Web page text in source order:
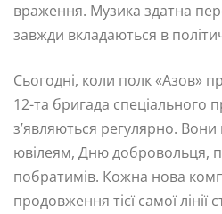
враження. Музика здатна
завжди вкладаються в
Сьогодні, коли полк «Азов»
12-та бригада спеціального
з’являються регулярно.
ювілеям, Дню добровольця,
побратимів. Кожна нова
продовження тієї самої лінії